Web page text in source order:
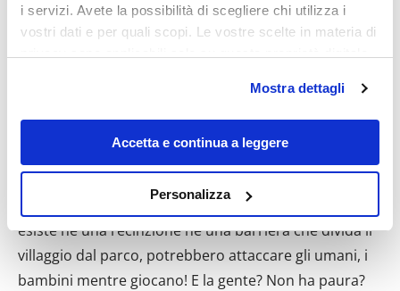
i servizi. Avete la possibilità di scegliere chi utilizza i
vostri dati e per quali scopi. Le vostre scelte in materia di
modificare o revocare il proprio consenso in qualsiasi
momento dalla Dichiarazione sui cookie o facendo clic
sull'icona di attivazione della privacy.
raccogliere informazioni sulla tua posizione
geografica, con un'approssimazione di qualche
metro,
Identificare il tuo dispositivo, scansionandolo
Mostra dettagli
Accetta e continua a leggere
Personalizza
Ma come fa la gente del posto a vivere a così stretto
contatto con questi animali così pericolosi? Non
esiste né una recinzione né una barriera che divida il
villaggio dal parco, potrebbero attaccare gli umani, i
bambini mentre giocano! E la gente? Non ha paura?